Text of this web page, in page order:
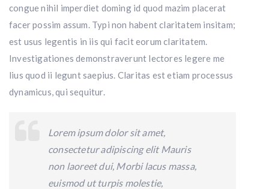
congue nihil imperdiet doming id quod mazim placerat
facer possim assum. Typi non habent claritatem insitam;
est usus legentis in iis qui facit eorum claritatem.
Investigationes demonstraverunt lectores legere me
lius quod ii legunt saepius. Claritas est etiam processus
dynamicus, qui sequitur.
Lorem ipsum dolor sit amet,
consectetur adipiscing elit Mauris
non laoreet dui, Morbi lacus massa,
euismod ut turpis molestie,